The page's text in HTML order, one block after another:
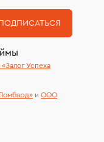
ПОДПИСАТЬСЯ
Успеха
и ООО